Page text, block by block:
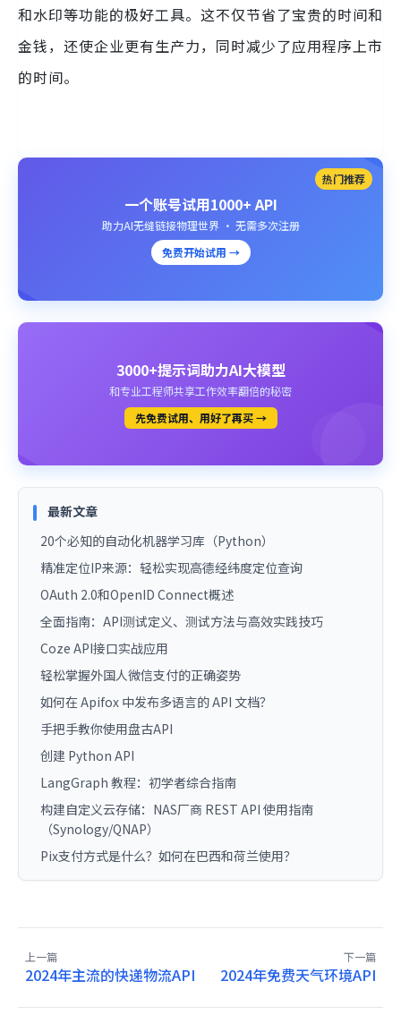
和水印等功能的极好工具。这不仅节省了宝贵的时间和
金钱，还使企业更有生产力，同时减少了应用程序上市
的时间。
热门推荐
一个账号试用1000+ API
助力AI无缝链接物理世界 · 无需多次注册
免费开始试用 →
3000+提示词助力AI大模型
和专业工程师共享工作效率翻倍的秘密
先免费试用、用好了再买 →
最新文章
20个必知的自动化机器学习库（Python）
精准定位IP来源：轻松实现高德经纬度定位查询
OAuth 2.0和OpenID Connect概述
全面指南：API测试定义、测试方法与高效实践技巧
Coze API接口实战应用
轻松掌握外国人微信支付的正确姿势
如何在 Apifox 中发布多语言的 API 文档？
手把手教你使用盘古API
创建 Python API
LangGraph 教程：初学者综合指南
构建自定义云存储：NAS厂商 REST API 使用指南
（Synology/QNAP）
Pix支付方式是什么？如何在巴西和荷兰使用？
上一篇
2024年主流的快递物流API
下一篇
2024年免费天气环境API